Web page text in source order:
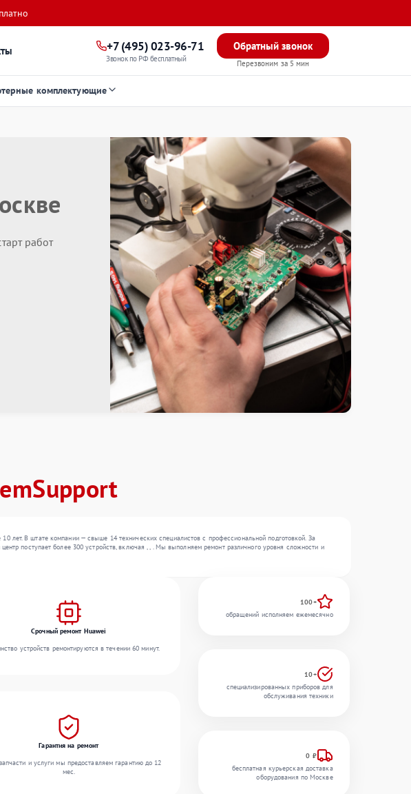
+7 (495) 023-96-71
Звонок по РФ бесплатный
Обратный звонок
Перезвоним за 5 мин
комплектующие
работ
В штате компании — свыше 14 технических специалистов с профессиональной подготовкой. За
поступает более 300 устройств, включая , , . Мы выполняем ремонт различного уровня сложности и
Срочный ремонт Huawei
устройств ремонтируются в течении 60 минут.
Гарантия на ремонт
и услуги мы предоставляем гарантию до 12
мес.
100+
обращений исполняем ежемесячно
10+
специализированных приборов для
обслуживания техники
0 ₽
бесплатная курьерская доставка
оборудования по Москве